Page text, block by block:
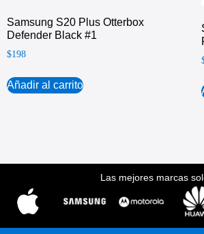
Samsung S20 Plus Otterbox
Defender Black #1
$198
Añadir al carrito
Las mejores marcas